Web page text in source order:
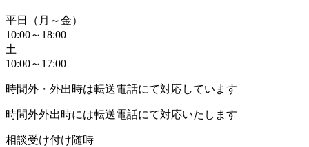
平日（月～金）
10:00～18:00
土
10:00～17:00
時間外・外出時は転送電話にて対応しています
時間外外出時には転送電話にて対応いたします
相談受け付け随時